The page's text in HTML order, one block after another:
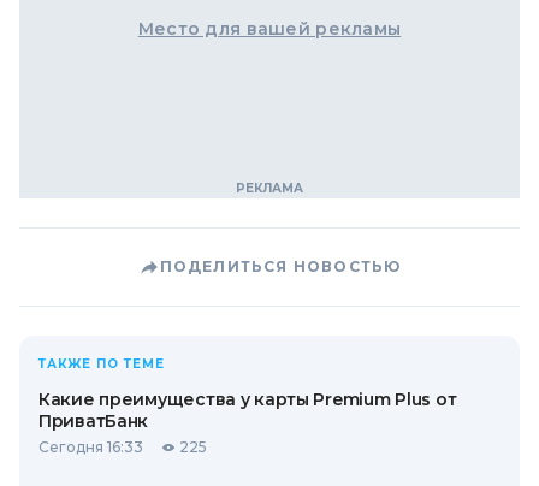
Место для вашей рекламы
ПОДЕЛИТЬСЯ НОВОСТЬЮ
ТАКЖЕ ПО ТЕМЕ
Какие преимущества у карты Premium Plus от
ПриватБанк
Сегодня 16:33 225